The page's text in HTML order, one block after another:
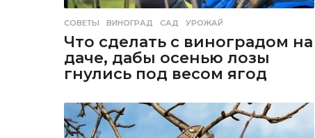
СОВЕТЫ ВИНОГРАД ,САД ,УРОЖАЙ
Что сделать с виноградом на
даче, дабы осенью лозы
гнулись под весом ягод